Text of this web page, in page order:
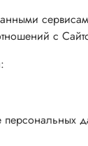
с
персональных